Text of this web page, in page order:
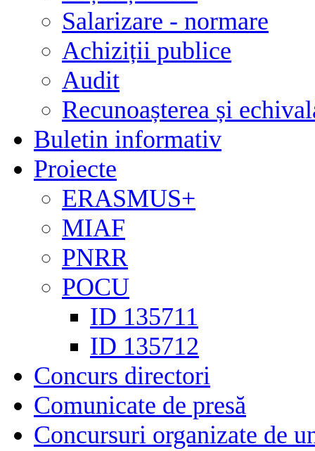
Salarizare - normare
Achiziții publice
Audit
Recunoașterea și
Buletin informativ
Proiecte
ERASMUS+
MIAF
PNRR
POCU
ID 135711
ID 135712
Concurs directori
Comunicate de presă
Concursuri organizate de